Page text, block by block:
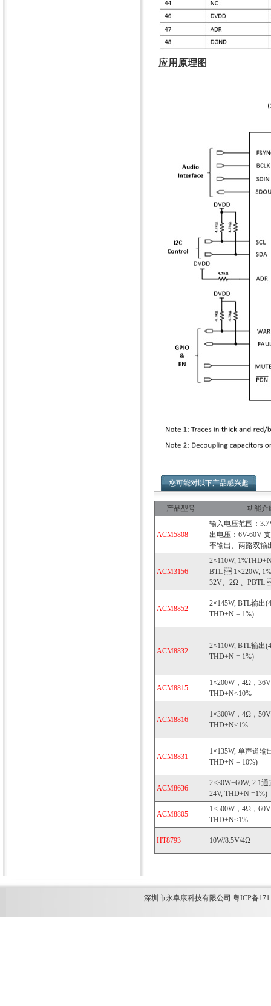
应用原理图
您可能对以下产品感兴趣
产品型号 功能介
ACM5808
输入电压范围：
出电压：6V-60V
率输出、两路双输
ACM3156
2×110W,
BTL  1×220W,
32V、2Ω 、PBTL
ACM8852
2×145W, BTL输出
THD+N = 1%)
ACM8832
2×110W, BTL输出
THD+N = 1%)
ACM8815
1×200W，4Ω，
THD+N<10%
ACM8816
1×300W，4Ω，
THD+N<1%
ACM8831
1×135W, 单声道输
THD+N = 10%)
ACM8636
2×30W+60W, 2.1
24V, THD+N =1%)
ACM8805
1×500W，4Ω，
THD+N<1%
HT8793 10W/8.5V/4Ω
深圳市永阜康科技有限公司 粤ICP备